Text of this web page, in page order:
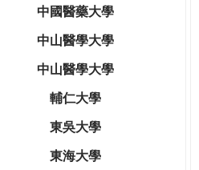
中國醫藥大學
中山醫學大學
中山醫學大學
輔仁大學
東吳大學
東海大學